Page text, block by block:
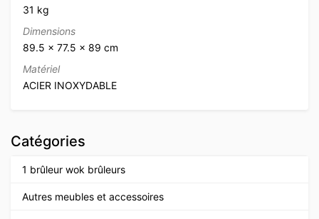
31 kg
Dimensions
89.5 × 77.5 × 89 cm
Matériel
ACIER INOXYDABLE
Catégories
1 brûleur wok brûleurs
Autres meubles et accessoires